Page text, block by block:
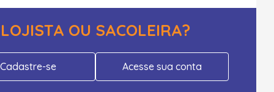
LOJISTA OU SACOLEIRA?
Cadastre-se Acesse sua conta